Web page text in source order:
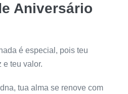
Aniversário
é especial, pois teu
e teu valor.
tua alma se renove com